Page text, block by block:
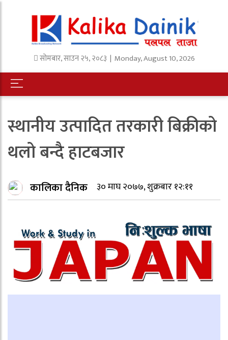
सोमबार,साउन२५,२०८३ | Monday, August 10, 2026
स्थानीय उत्पादित तरकारी बिक्रीको
थलो बन्दै हाटबजार
कालिका दैनिक ३० माघ २०७७, शुक्रबार १२:११